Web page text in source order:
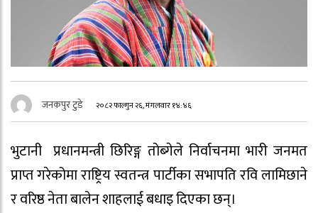
जनकपुर टुडे २०८२ फाल्गुन २६, मंगलवार १४:४६
भुटानी प्रधानमन्त्री छिरिङ्ग तोब्गेले निर्वाचनमा भारी जनमत
प्राप्त गरेकोमा राष्ट्रिय स्वतन्त्र पार्टीका सभापति रवि लामिछाने
र वरिष्ठ नेता बालेन शाहलाई बधाइ दिएका छन्।